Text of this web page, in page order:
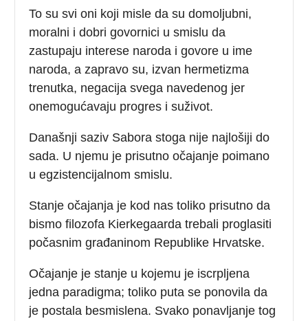
To su svi oni koji misle da su domoljubni,
moralni i dobri govornici u smislu da
zastupaju interese naroda i govore u ime
naroda, a zapravo su, izvan hermetizma
trenutka, negacija svega navedenog jer
onemogućavaju progres i suživot.
Današnji saziv Sabora stoga nije najlošiji do
sada. U njemu je prisutno očajanje poimano
u egzistencijalnom smislu.
Stanje očajanja je kod nas toliko prisutno da
bismo filozofa Kierkegaarda trebali proglasiti
počasnim građaninom Republike Hrvatske.
Očajanje je stanje u kojemu je iscrpljena
jedna paradigma; toliko puta se ponovila da
je postala besmislena. Svako ponavljanje tog